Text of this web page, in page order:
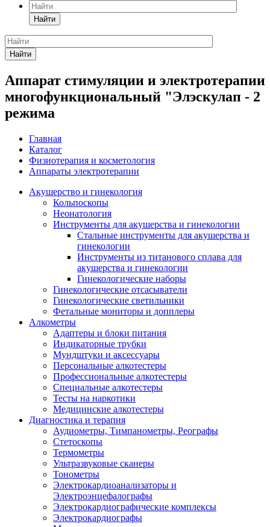
Найти
Найти
Аппарат стимуляции и электротерапии
многофункциональный "Элэскулап - 2
режима
Главная
Каталог
Физиотерапия и косметология
Аппараты электротерапии
Акушерство и гинекология
Кольпоскопы
Неонатология
Инструменты для акушерства и гинекологии
Стальные инструменты для акушерства и
гинекологии
Инструменты из титанового сплава для
акушерства и гинекологии
Гинекологические наборы
Гинекологические отсасыватели
Гинекологические светильники
Фетальные мониторы и допплеры
Алкометры
Адаптеры и блоки питания
Индикаторные трубки
Мундштуки и аксессуары
Персональные алкотестеры
Профессиональные алкотестеры
Специальные алкотестеры
Тесты на наркотики
Медицинские алкотестеры
Диагностика и терапия
Аудиометры, Тимпанометры, Реографы
Стетоскопы
Термометры
Ультразвуковые сканеры
Тонометры
Электрокардиоанализаторы и
Электроэнцефалографы
Электрокардиографические комплексы
Электрокардиографы